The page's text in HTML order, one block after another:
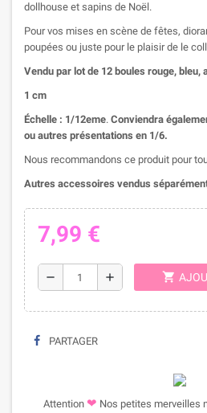
dollhouse et sapins de Noël.
Pour vos mises en scène de fêtes,
poupées ou juste pour le plaisir de le
Vendu par lot de 12 boules rouge, bleu,
1 cm
Échelle : 1/12eme. Conviendra
ou autres présentations en 1/6.
Nous recommandons ce produit pour
Autres accessoires vendus
7,99 €
remove add shopping_cart
PARTAGER
Attention ❤ Nos petites merveilles